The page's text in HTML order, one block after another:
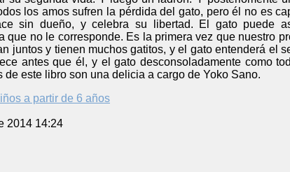
los amos sufren la pérdida del gato, pero él no es
sin dueño, y celebra su libertad. El gato puede
que no le corresponde. Es la primera vez que nuestro
juntos y tienen muchos gatitos, y el gato entenderá el
antes que él, y el gato desconsoladamente como
de este libro son una delicia a cargo de Yoko Sano.
a partir de 6 años
2014 14:24